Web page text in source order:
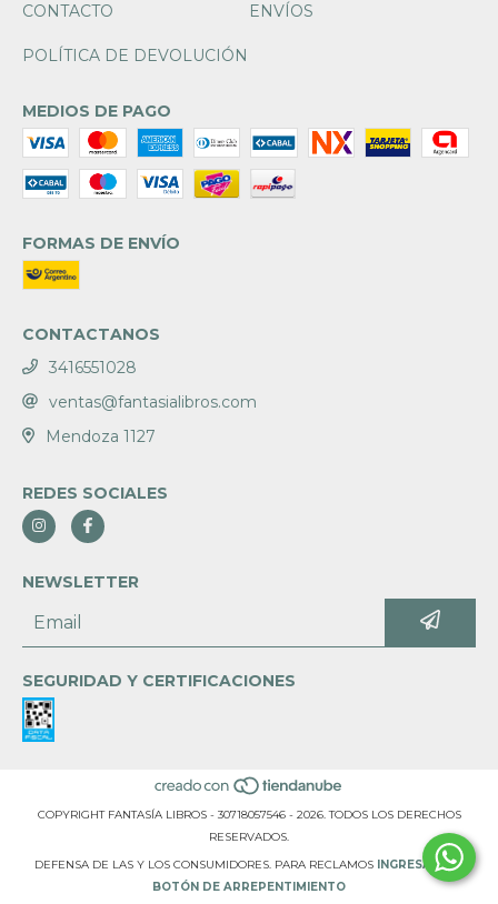
CONTACTO ENVÍOS
POLÍTICA DE DEVOLUCIÓN
MEDIOS DE PAGO
FORMAS DE ENVÍO
CONTACTANOS
3416551028
ventas@fantasialibros.com
Mendoza 1127
REDES SOCIALES
NEWSLETTER
SEGURIDAD Y CERTIFICACIONES
COPYRIGHT FANTASÍA LIBROS - 30718057546 - 2026. TODOS LOS DERECHOS
RESERVADOS.
DEFENSA DE LAS Y LOS CONSUMIDORES. PARA RECLAMOS INGRESÁ ACÁ.
BOTÓN DE ARREPENTIMIENTO